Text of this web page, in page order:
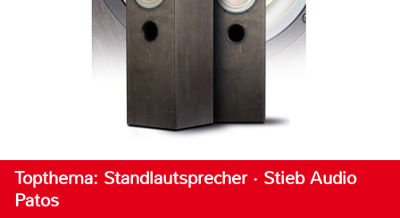
Topthema: Standlautsprecher · Stieb Audio
Patos